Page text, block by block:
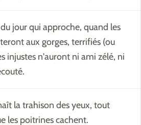
jour qui approche, quand les
aux gorges, terrifiés (ou
injustes n'auront ni ami zélé, ni
la trahison des yeux, tout
les poitrines cachent.